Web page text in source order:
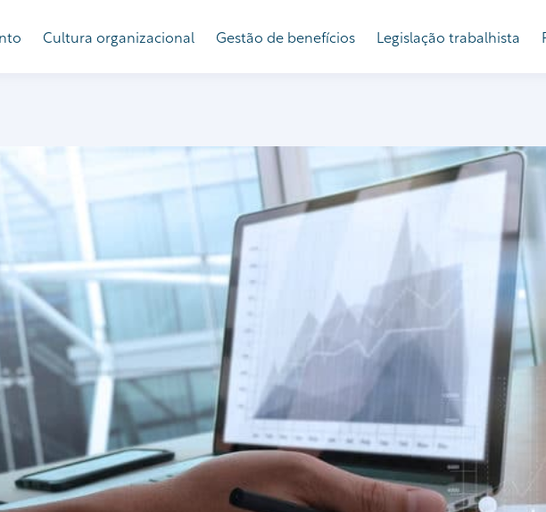
Cultura organizacional Gestão de benefícios Legislação trabalhista